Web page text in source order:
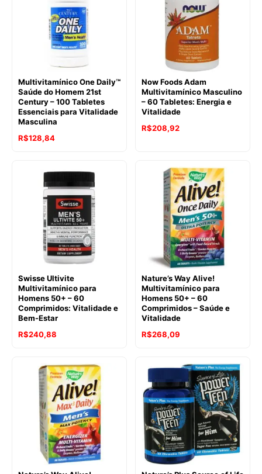
Multivitamínico One Daily™
Saúde do Homem 21st
Century – 100 Tabletes
Essenciais para Vitalidade
Masculina
R$128,84
Now Foods Adam
Multivitamínico Masculino
– 60 Tabletes: Energia e
Vitalidade
R$208,92
Swisse Ultivite
Multivitamínico para
Homens 50+ – 60
Comprimidos: Vitalidade e
Bem-Estar
R$240,88
Nature’s Way Alive!
Multivitamínico para
Homens 50+ – 60
Comprimidos – Saúde e
Vitalidade
R$268,09